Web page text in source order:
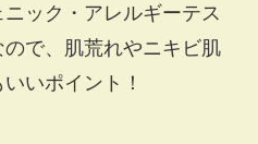
ック・アレルギーテス
ので、肌荒れやニキビ肌
いポイント！